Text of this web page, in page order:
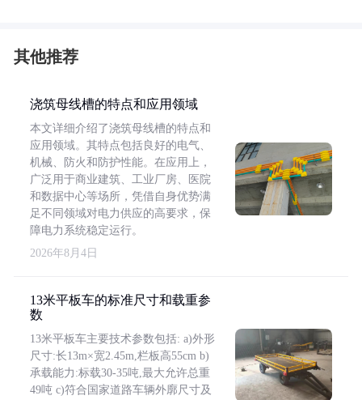
其他推荐
浇筑母线槽的特点和应用领域
本文详细介绍了浇筑母线槽的特点和
应用领域。其特点包括良好的电气、
机械、防火和防护性能。在应用上，
广泛用于商业建筑、工业厂房、医院
和数据中心等场所，凭借自身优势满
足不同领域对电力供应的高要求，保
障电力系统稳定运行。
2026年8月4日
13米平板车的标准尺寸和载重参
数
13米平板车主要技术参数包括: a)外形
尺寸:长13m×宽2.45m,栏板高55cm b)
承载能力:标载30-35吨,最大允许总重
49吨 c)符合国家道路车辆外廓尺寸及